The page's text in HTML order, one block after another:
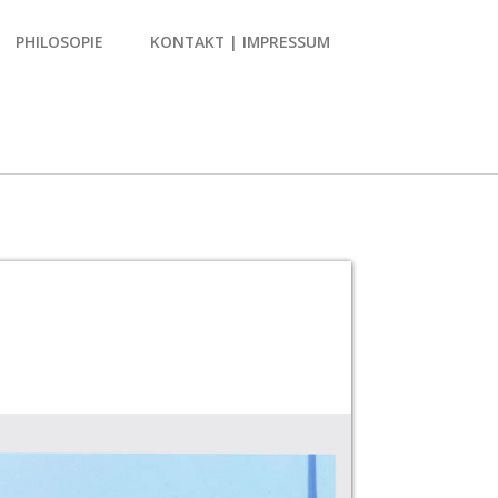
PHILOSOPIE KONTAKT | IMPRESSUM